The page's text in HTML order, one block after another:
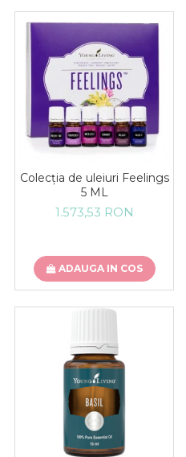
Colecția de uleiuri Feelings
5 ML
1.573,53 RON
ADAUGA IN COS